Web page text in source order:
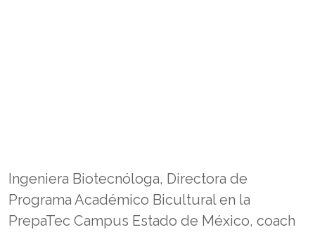
Ingeniera Biotecnóloga, Directora de
Programa Académico Bicultural en la
PrepaTec Campus Estado de México, coach